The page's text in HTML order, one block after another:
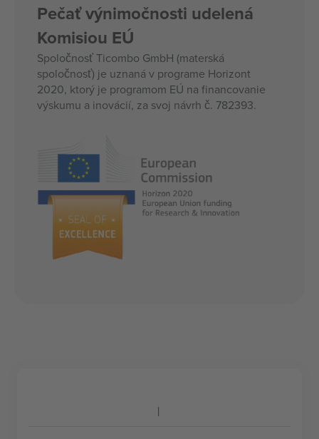
Pečať výnimočnosti udelená
Komisiou EÚ
Spoločnosť Ticombo GmbH (materská
spoločnosť) je uznaná v programe Horizont
2020, ktorý je programom EÚ na financovanie
výskumu a inovácií, za svoj návrh č. 782393.